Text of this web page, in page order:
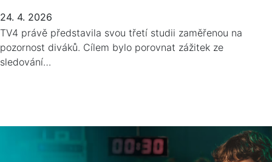
24. 4. 2026
TV4 právě představila svou třetí studii zaměřenou na
pozornost diváků. Cílem bylo porovnat zážitek ze
sledování…